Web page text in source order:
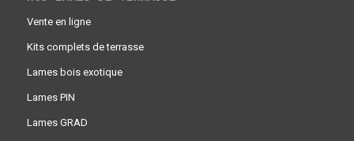
Vente en ligne
Kits complets de terrasse
Lames bois exotique
Lames PIN
Lames GRAD